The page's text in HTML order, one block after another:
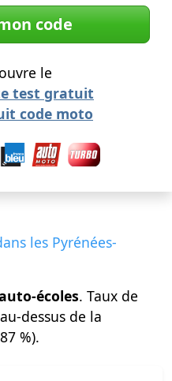
code
le
test gratuit
code moto
les Pyrénées-
écoles. Taux de
dessus de la
%).